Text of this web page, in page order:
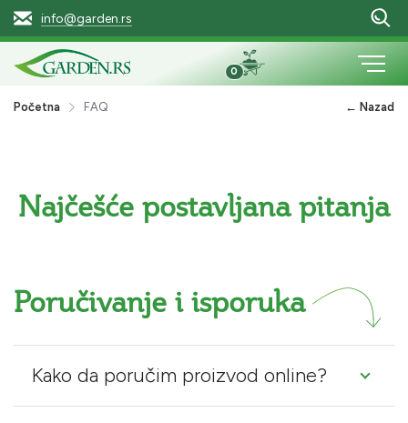
info@garden.rs
0
Početna FAQ ← Nazad
Najčešće postavljana pitanja
Poručivanje i isporuka
Kako da poručim proizvod online?